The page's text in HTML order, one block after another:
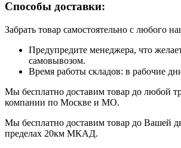
Способы доставки:
Забрать товар самостоятельно с любого
Предупредите менеджера, что
самовывозом.
Время работы складов: в рабочие
Мы бесплатно доставим товар до любой
компании по Москве и МО.
Мы бесплатно доставим товар до Вашей
пределах 20км МКАД.